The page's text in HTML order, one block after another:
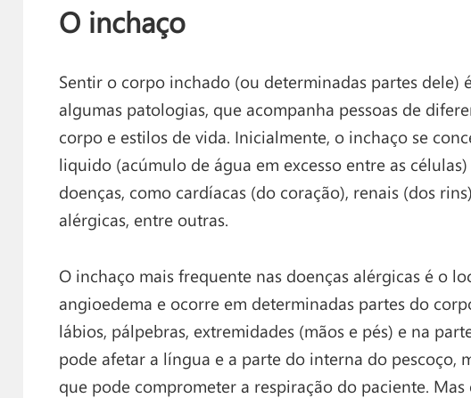
O inchaço
Sentir o corpo inchado (ou determinadas partes dele)
algumas patologias, que acompanha pessoas de
corpo e estilos de vida. Inicialmente, o inchaço se
liquido (acúmulo de água em excesso entre as
doenças, como cardíacas (do coração), renais (dos
alérgicas, entre outras.
O inchaço mais frequente nas doenças alérgicas é o
angioedema e ocorre em determinadas partes do
lábios, pálpebras, extremidades (mãos e pés) e na
pode afetar a língua e a parte do interna do pescoço,
que pode comprometer a respiração do paciente.